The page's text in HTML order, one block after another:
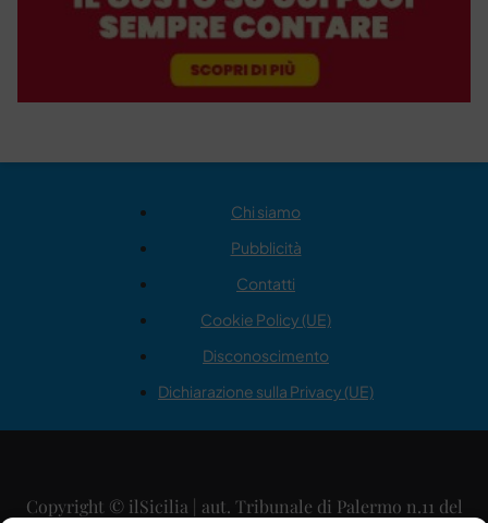
Chi siamo
Pubblicità
Contatti
Cookie Policy (UE)
Disconoscimento
Dichiarazione sulla Privacy (UE)
Copyright © ilSicilia | aut. Tribunale di Palermo n.11 del